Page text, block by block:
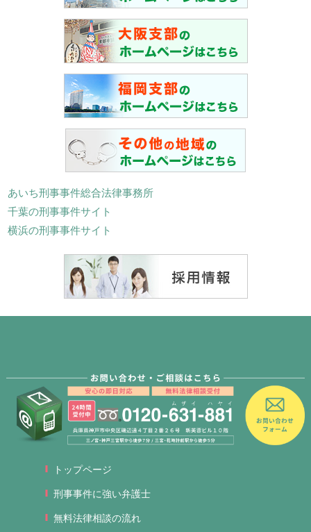
あいち刑事事件総合法律事務所
千葉の刑事事件サイト
横浜の刑事事件サイト
トップページ
刑事事件に強い弁護士
無料法律相談の流れ